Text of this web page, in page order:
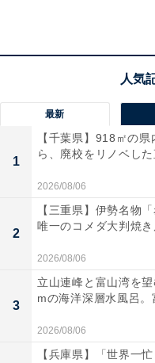
北海道札幌市東区丘珠
央バス東76「中沼小学
車徒歩約10分 / 中心部
駐車場：1800台（無料
TEL：011-787-0223
あわせて読みたい
【北海道
ら海辺の
性派遊園
最新
1
【千葉県】918㎡の
ら、廃校をリノベし
2026/08/06
2
【三重県】伊勢名物
唯一のコメダ大判焼
2026/08/06
3
立山連峰と富山湾を
mの海洋深層水風呂。
2026/08/06
【兵庫県】「世界一